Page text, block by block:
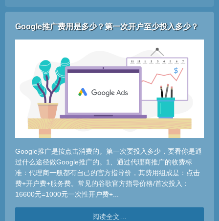
Google推广费用是多少？第一次开户至少投入多少？
Google推广是按点击消费的。第一次要投入多少，要看你是通
过什么途径做Google推广的。1、通过代理商推广的收费标
准：代理商一般都有自己的官方指导价，其费用组成是：点击
费+开户费+服务费。常见的谷歌官方指导价格/首次投入：
16600元=1000元一次性开户费+...
阅读全文…